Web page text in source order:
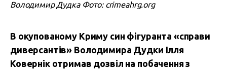
Володимир Дудка Фото: crimeahrg.org
В окупованому Криму син фігуранта «справи
диверсантів» Володимира Дудки Ілля
Ковернік отримав дозвіл на побачення з